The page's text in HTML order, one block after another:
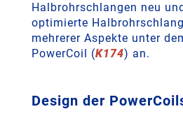
Halbrohrschlangen neu
optimierte
mehrerer Aspekte unter
PowerCoil (K174) an.
Design der